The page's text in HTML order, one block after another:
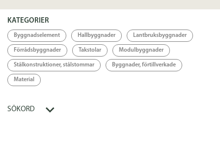
Länkar
Länk
KATEGORIER
Byggnadselement Hallbyggnader Lantbruksbyggnader
Förrådsbyggnader Takstolar Modulbyggnader
Stålkonstruktioner, stålstommar Byggnader, förtillverkade
Material
SÖKORD